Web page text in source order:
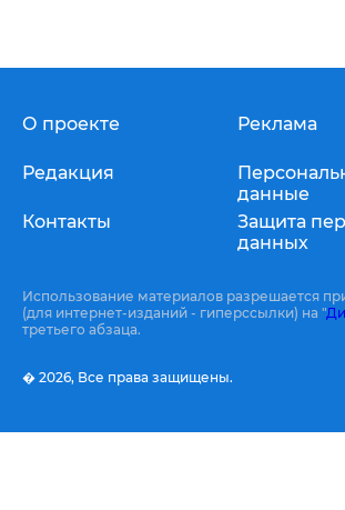
О проекте
Редакция
Контакты
Реклама
данные
Защита
данных
Использование материалов разрешается
(для интернет-изданий - гиперссылки) на "
третьего абзаца.
� 2026, Все права защищены.